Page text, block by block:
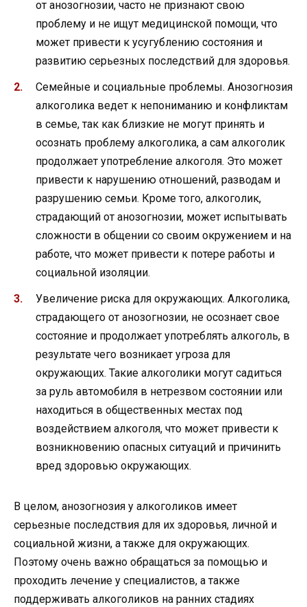
от анозогнозии, часто не признают свою
проблему и не ищут медицинской помощи, что
может привести к усугублению состояния и
развитию серьезных последствий для здоровья.
Семейные и социальные проблемы. Анозогнозия
алкоголика ведет к непониманию и конфликтам
в семье, так как близкие не могут принять и
осознать проблему алкоголика, а сам алкоголик
продолжает употребление алкоголя. Это может
привести к нарушению отношений, разводам и
разрушению семьи. Кроме того, алкоголик,
страдающий от анозогнозии, может испытывать
сложности в общении со своим окружением и на
работе, что может привести к потере работы и
социальной изоляции.
Увеличение риска для окружающих. Алкоголика,
страдающего от анозогнозии, не осознает свое
состояние и продолжает употреблять алкоголь, в
результате чего возникает угроза для
окружающих. Такие алкоголики могут садиться
за руль автомобиля в нетрезвом состоянии или
находиться в общественных местах под
воздействием алкоголя, что может привести к
возникновению опасных ситуаций и причинить
вред здоровью окружающих.
В целом, анозогнозия у алкоголиков имеет
серьезные последствия для их здоровья, личной и
социальной жизни, а также для окружающих.
Поэтому очень важно обращаться за помощью и
проходить лечение у специалистов, а также
поддерживать алкоголиков на ранних стадиях